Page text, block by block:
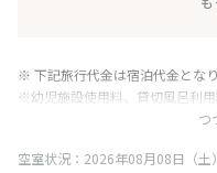
つ
※ 下記旅行代金は宿泊代金となり
※幼児施設使用料、貸切風呂利
み表記となりますが、消費税増
※表示されている旅行代金・プラ
空室状況：2026年08月08日（土